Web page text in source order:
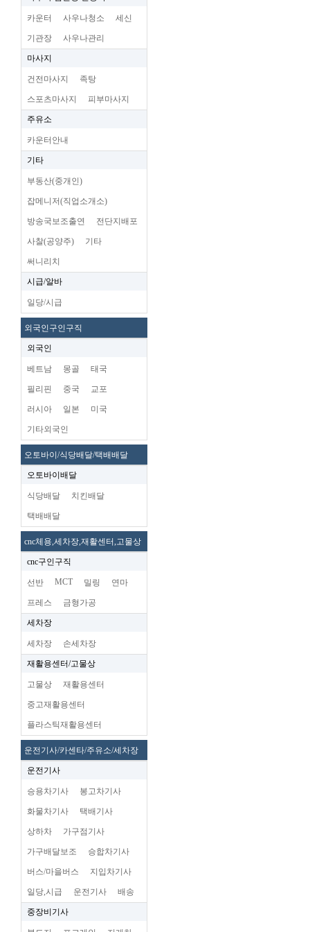
카운터 사우나청소 세신
기관장 사우나관리
마사지
건전마사지 족탕
스포츠마사지 피부마사지
주유소
카운터안내
기타
부동산(중개인)
잡메니저(직업소개소)
방송국보조출연 전단지배포
사찰(공양주) 기타
써니리치
시급/알바
일당/시급
외국인구인구직
외국인
베트남 몽골 태국
필리핀 중국 교포
러시아 일본 미국
기타외국인
오토바이/식당배달/택배배달
오토바이배달
식당배달 치킨배달
택배배달
cnc체용,세차장,재활센터,고물상
cnc구인구직
선반 MCT 밀링 연마
프레스 금형가공
세차장
세차장 손세차장
재활용센터/고물상
고물상 재활용센터
중고재활용센터
플라스틱재활용센터
운전기사/카센타/주유소/세차장
운전기사
승용차기사 봉고차기사
화물차기사 택배기사
상하차 가구점기사
가구배달보조 승합차기사
버스/마을버스 지입차기사
일당,시급 운전기사 배송
중장비기사